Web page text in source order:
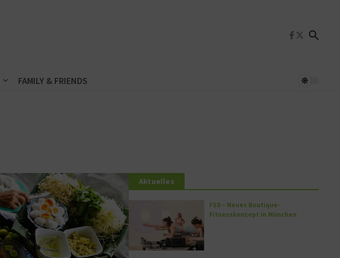
FAMILY & FRIENDS
Aktuelles
FS8 – Neues Boutique-
Fitnesskonzept in München